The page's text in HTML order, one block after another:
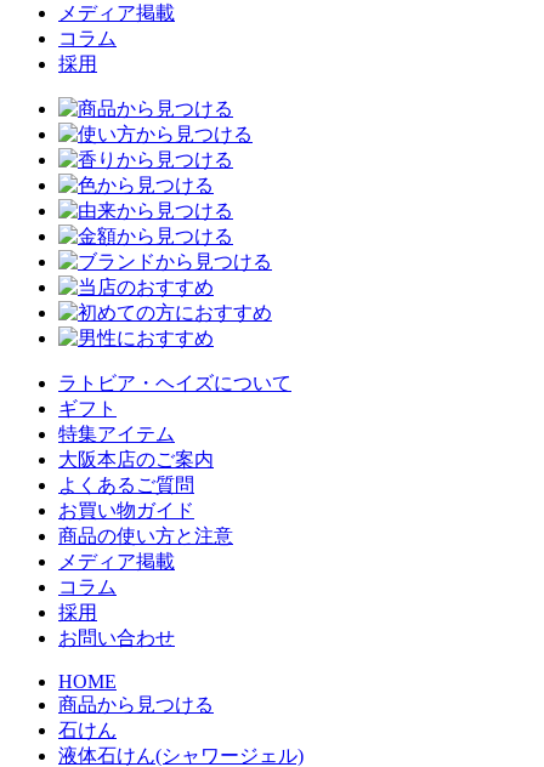
メディア掲載
コラム
採用
ラトビア・ヘイズについて
ギフト
特集アイテム
大阪本店のご案内
よくあるご質問
お買い物ガイド
商品の使い方と注意
メディア掲載
コラム
採用
お問い合わせ
HOME
商品から見つける
石けん
液体石けん(シャワージェル)